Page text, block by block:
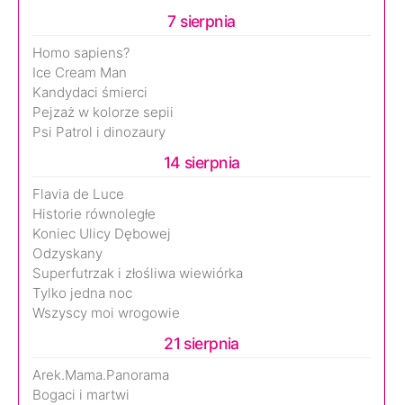
7 sierpnia
Homo sapiens?
Ice Cream Man
Kandydaci śmierci
Pejzaż w kolorze sepii
Psi Patrol i dinozaury
14 sierpnia
Flavia de Luce
Historie równoległe
Koniec Ulicy Dębowej
Odzyskany
Superfutrzak i złośliwa wiewiórka
Tylko jedna noc
Wszyscy moi wrogowie
21 sierpnia
Arek.Mama.Panorama
Bogaci i martwi